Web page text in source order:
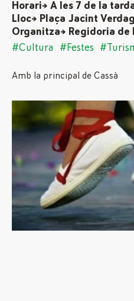
Horari→ A les 7 de la
Lloc→ Plaça Jacint
Organitza→ Regidoria de
#Cultura
#Festes
Amb la principal de Cassà